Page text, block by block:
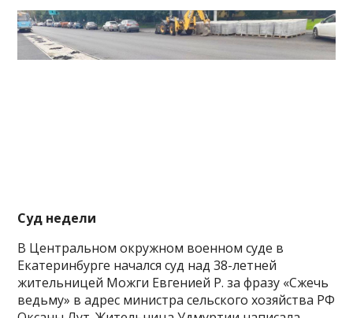
Суд недели
В Центральном окружном военном суде в
Екатеринбурге начался суд над 38-летней
жительницей Можги Евгенией Р. за фразу «Сжечь
ведьму» в адрес министра сельского хозяйства РФ